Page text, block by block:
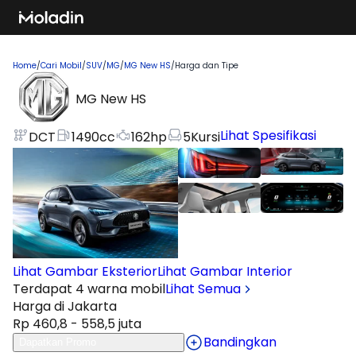
Home/Cari Mobil/SUV/MG/MG New HS/Harga dan Tipe
MG New HS
DCT 1490cc 162hp 5KursiLihat Spesifikasi
Lihat Gambar EksteriorLihat Gambar Interior
Terdapat 4 warna mobilLihat Semua
Harga di Jakarta
Rp 460,8 - 558,5 juta
Bandingkan